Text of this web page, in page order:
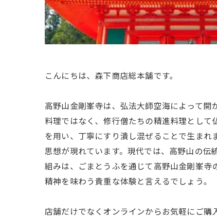
こんにちは、森下商店総本舗です。
高野山金剛峯寺は、弘法大師空海によって
料理ではなく、修行僧たちの精進料理とし
を用い、丁寧にすり潰し混ぜることで生ま
思想が現れています。現代では、高野山の伝
組みは、ごまとうふを通じて高野山金剛峯
精神を味わう貴重な体験と言えるでしょう。
店舗だけでなくオンラインからお気軽にご購